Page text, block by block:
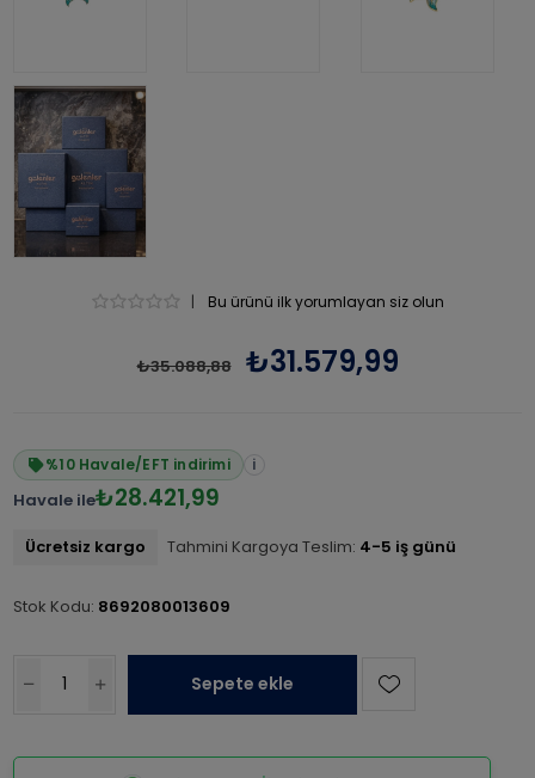
| Bu ürünü ilk yorumlayan siz olun
₺35.088,88 ₺31.579,99
%10 Havale/EFT indirimi i
Havale ile₺28.421,99
Ücretsiz kargo Tahmini Kargoya Teslim: 4-5 iş günü
Stok Kodu: 8692080013609
Sepete ekle